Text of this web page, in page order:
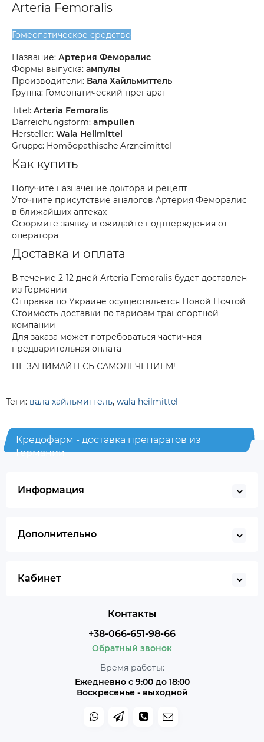
Arteria Femoralis
Гомеопатическое средство
Название: Артерия Феморалис
Формы выпуска: ампулы
Производители: Вала Хайльмиттель
Группа: Гомеопатический препарат
Titel: Arteria Femoralis
Darreichungsform: ampullen
Hersteller: Wala Heilmittel
Gruppe: Homöopathische Arzneimittel
Как купить
Получите назначение доктора и рецепт
Уточните присутствие аналогов Артерия Феморалис
в ближайших аптеках
Оформите заявку и ожидайте подтверждения от
оператора
Доставка и оплата
В течение 2-12 дней Arteria Femoralis будет доставлен
из Германии
Отправка по Украине осуществляется Новой Почтой
Стоимость доставки по тарифам транспортной
компании
Для заказа может потребоваться частичная
предварительная оплата
НЕ ЗАНИМАЙТЕСЬ САМОЛЕЧЕНИЕМ!
Теги: вала хайльмиттель, wala heilmittel
Кредофарм - доставка препаратов из
Германии
Информация
Дополнительно
Кабинет
Контакты
+38-066-651-98-66
Обратный звонок
Время работы:
Ежедневно с 9:00 до 18:00
Воскресенье - выходной